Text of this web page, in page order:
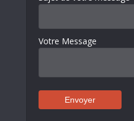
Votre Message